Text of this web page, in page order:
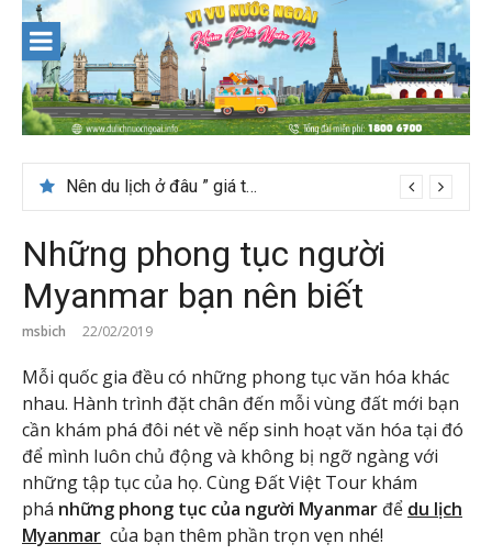
content
Nên du lịch ở đâu ” giá tốt” dịp lễ quốc khánh 2/9
Những phong tục người
Myanmar bạn nên biết
msbich 22/02/2019
Mỗi quốc gia đều có những phong tục văn hóa khác
nhau. Hành trình đặt chân đến mỗi vùng đất mới bạn
cần khám phá đôi nét về nếp sinh hoạt văn hóa tại đó
để mình luôn chủ động và không bị ngỡ ngàng với
những tập tục của họ. Cùng Đất Việt Tour khám
phá những phong tục của người Myanmar để du lịch
Myanmar của bạn thêm phần trọn vẹn nhé!